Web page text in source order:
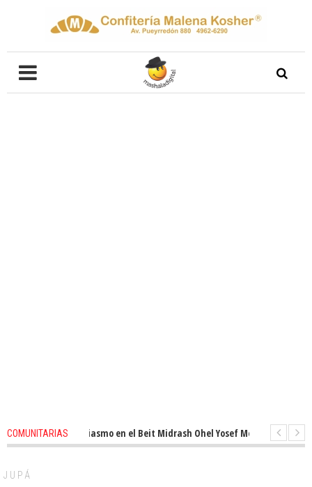
COMUNITARIASentusiasmo en el Beit Midrash Ohel Yosef Moshe
1 months ago
JUPÁ